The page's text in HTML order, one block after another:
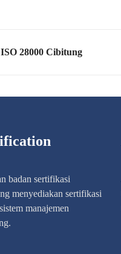
28000 Cibitung
badan sertifikasi
menyediakan sertifikasi
manajemen